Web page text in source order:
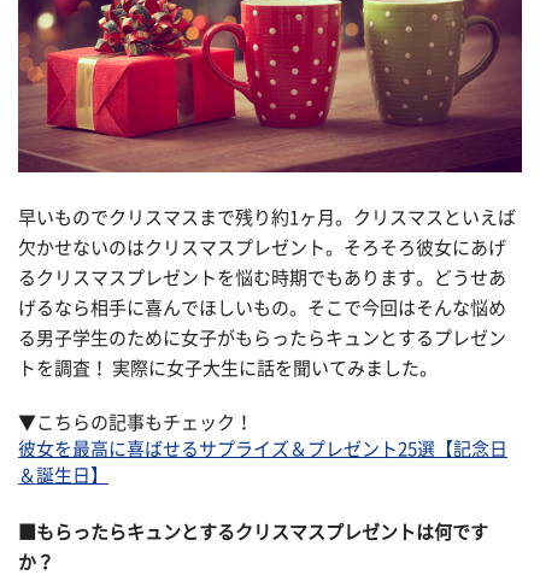
早いものでクリスマスまで残り約1ヶ月。クリスマスといえば
欠かせないのはクリスマスプレゼント。そろそろ彼女にあげ
るクリスマスプレゼントを悩む時期でもあります。どうせあ
げるなら相手に喜んでほしいもの。そこで今回はそんな悩め
る男子学生のために女子がもらったらキュンとするプレゼン
トを調査！ 実際に女子大生に話を聞いてみました。
▼こちらの記事もチェック！
彼女を最高に喜ばせるサプライズ＆プレゼント25選【記念日
＆誕生日】
■もらったらキュンとするクリスマスプレゼントは何です
か？